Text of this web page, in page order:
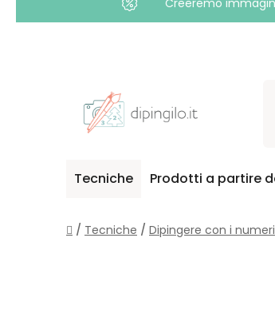
Creeremo
Tecniche Prodotti a partire
Casa
/ Tecniche / Dipingere con i numeri